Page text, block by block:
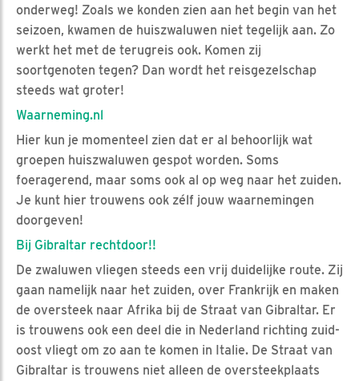
onderweg! Zoals we konden zien aan het begin van het
seizoen, kwamen de huiszwaluwen niet tegelijk aan. Zo
werkt het met de terugreis ook. Komen zij
soortgenoten tegen? Dan wordt het reisgezelschap
steeds wat groter!
Waarneming.nl
Hier kun je momenteel zien dat er al behoorlijk wat
groepen huiszwaluwen gespot worden. Soms
foeragerend, maar soms ook al op weg naar het zuiden.
Je kunt hier trouwens ook zélf jouw waarnemingen
doorgeven!
Bij Gibraltar rechtdoor!!
De zwaluwen vliegen steeds een vrij duidelijke route. Zij
gaan namelijk naar het zuiden, over Frankrijk en maken
de oversteek naar Afrika bij de Straat van Gibraltar. Er
is trouwens ook een deel die in Nederland richting zuid-
oost vliegt om zo aan te komen in Italie. De Straat van
Gibraltar is trouwens niet alleen de oversteekplaats